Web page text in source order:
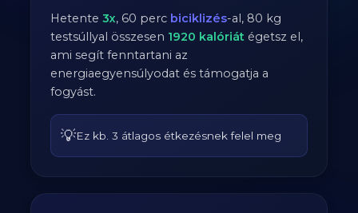
Hetente3x, 60 perc biciklizés-al, 80 kg
testsúllyal összesen 1920 kalóriát égetsz el,
ami segít fenntartani az
energiaegyensúlyodat és támogatja a
fogyást.
💡Ez kb. 3 átlagos étkezésnek felel meg